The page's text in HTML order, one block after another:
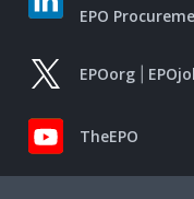
EPO
EPOorg
TheEPO